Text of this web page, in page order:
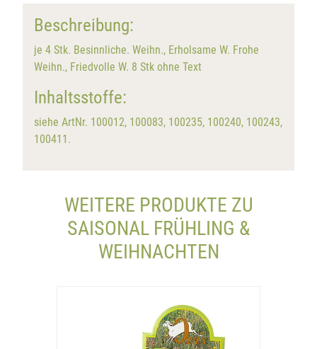
Beschreibung:
je 4 Stk. Besinnliche. Weihn., Erholsame W. Frohe
Weihn., Friedvolle W. 8 Stk ohne Text
Inhaltsstoffe:
siehe ArtNr. 100012, 100083, 100235, 100240, 100243,
100411.
WEITERE PRODUKTE ZU
SAISONAL FRÜHLING &
WEIHNACHTEN